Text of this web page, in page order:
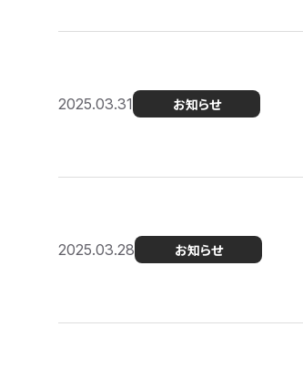
2025.03.31 お知らせ
2025.03.28 お知らせ